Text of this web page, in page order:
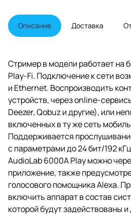
добавлении пары колонок
AudioLab 6000A Play
представляет собой
стереосистемы.
Описание Доставка
Стример в модели работает на
Play-Fi. Подключение к сети
и Ethernet. Воспроизводить
устройств, через online-
Deezer, Qobuz и другие), или
включенных в ту же сеть
Поддерживается
с параметрами до 24 бит/192
AudioLab 6000A Play можно
приложение, также
голосового помощника Alexa.
включить аппарат в состав
которой будут задействованы и